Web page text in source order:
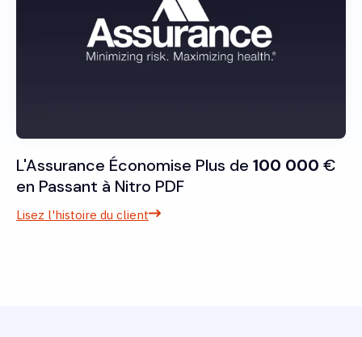
L'Assurance Économise Plus de 100 000 €
en Passant à Nitro PDF
Lisez l'histoire du client